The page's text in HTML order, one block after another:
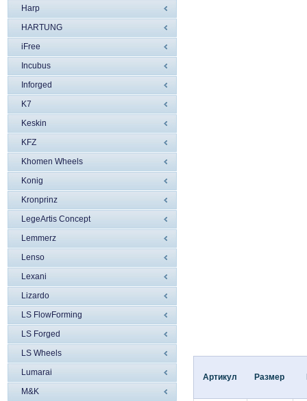
Harp
HARTUNG
iFree
Incubus
Inforged
K7
Keskin
KFZ
Khomen Wheels
Konig
Kronprinz
LegeArtis Concept
Lemmerz
Lenso
Lexani
Lizardo
LS FlowForming
LS Forged
LS Wheels
Lumarai
M&K
Артикул Размер